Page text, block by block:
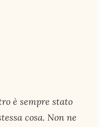
è sempre stato
cosa. Non ne